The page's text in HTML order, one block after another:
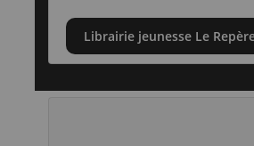
Librairie jeunesse Le